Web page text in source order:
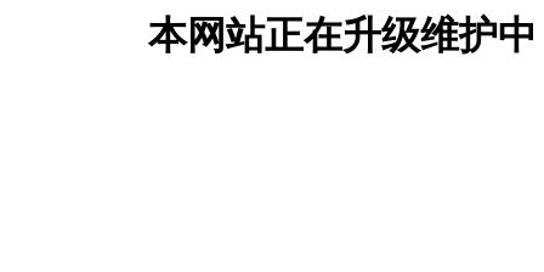
本网站正在升级维护